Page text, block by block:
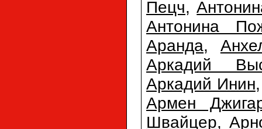
Пецч,
Антонина
Аранда,
Аркадий
Аркадий Инин
Армен
Швайцер,